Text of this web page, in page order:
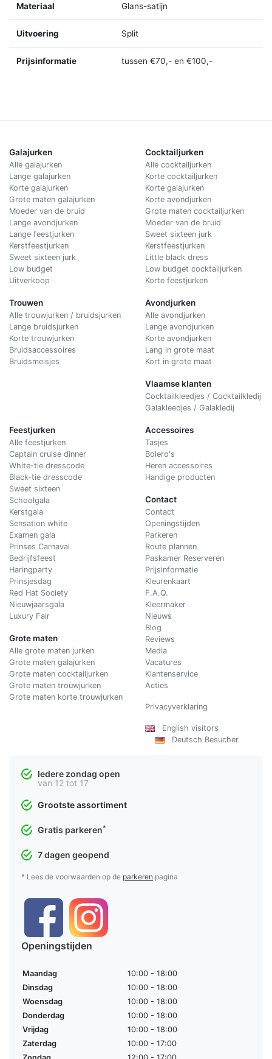
Materiaal Glans-satijn
Uitvoering Split
Prijsinformatie tussen €70,- en €100,-
Galajurken
Alle galajurken
Lange galajurken
Korte galajurken
Grote maten galajurken
Moeder van de bruid
Lange avondjurken
Lange feestjurken
Kerstfeestjurken
Sweet sixteen jurk
Low budget
Uitverkoop
Trouwen
Alle trouwjurken / bruidsjurken
Lange bruidsjurken
Korte trouwjurken
Bruidsaccessoires
Bruidsmeisjes
Cocktailjurken
Alle cocktailjurken
Korte cocktailjurken
Korte galajurken
Korte avondjurken
Grote maten cocktailjurken
Moeder van de bruid
Sweet sixteen jurk
Kerstfeestjurken
Little black dress
Low budget cocktailjurken
Korte feestjurken
Avondjurken
Alle avondjurken
Lange avondjurken
Korte avondjurken
Lang in grote maat
Kort in grote maat
Vlaamse klanten
Cocktailkleedjes / Cocktailkledij
Galakleedjes / Galakledij
Feestjurken
Alle feestjurken
Captain cruise dinner
White-tie dresscode
Black-tie dresscode
Sweet sixteen
Schoolgala
Kerstgala
Sensation white
Examen gala
Prinses Carnaval
Bedrijfsfeest
Haringparty
Prinsjesdag
Red Hat Society
Nieuwjaarsgala
Luxury Fair
Grote maten
Alle grote maten jurken
Grote maten galajurken
Grote maten cocktailjurken
Grote maten trouwjurken
Grote maten korte trouwjurken
Accessoires
Tasjes
Bolero's
Heren accessoires
Handige producten
Contact
Contact
Openingstijden
Parkeren
Route plannen
Paskamer Reserveren
Prijsinformatie
Kleurenkaart
F.A.Q.
Kleermaker
Nieuws
Blog
Reviews
Media
Vacatures
Klantenservice
Acties
Privacyverklaring
English visitors
Deutsch Besucher
Iedere zondag open
van 12 tot 17
Grootste assortiment
Gratis parkeren*
7 dagen geopend
* Lees de voorwaarden op de parkeren pagina
Openingstijden
Maandag
10:00 - 18:00
Dinsdag
10:00 - 18:00
Woensdag
10:00 - 18:00
Donderdag
10:00 - 18:00
Vrijdag
10:00 - 18:00
Zaterdag
10:00 - 17:00